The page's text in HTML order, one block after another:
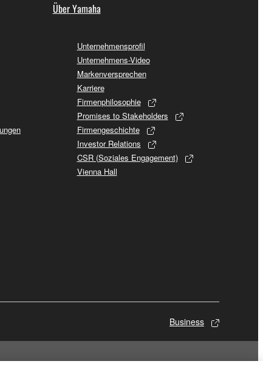
Über Yamaha
Unternehmensprofil
Unternehmens-Video
Markenversprechen
Karriere
Firmenphilosophie
Promises to Stakeholders
Firmengeschichte
Investor Relations
CSR (Soziales Engagement)
Vienna Hall
Business